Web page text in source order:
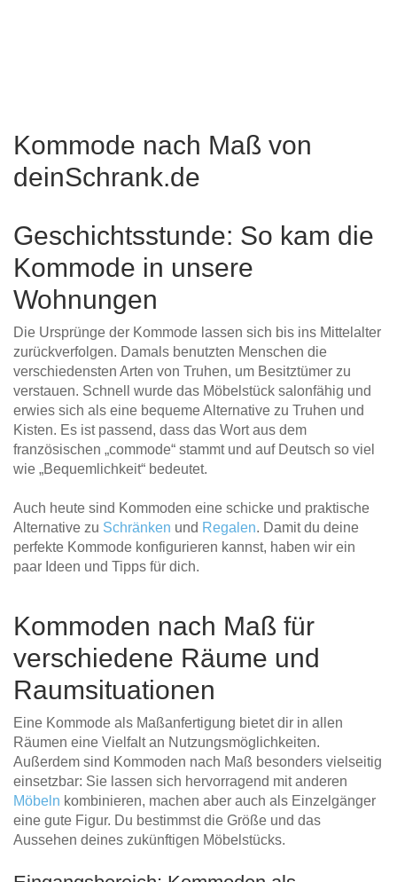
Kommode nach Maß von
deinSchrank.de
Geschichtsstunde: So kam die
Kommode in unsere
Wohnungen
Die Ursprünge der Kommode lassen sich bis ins Mittelalter
zurückverfolgen. Damals benutzten Menschen die
verschiedensten Arten von Truhen, um Besitztümer zu
verstauen. Schnell wurde das Möbelstück salonfähig und
erwies sich als eine bequeme Alternative zu Truhen und
Kisten. Es ist passend, dass das Wort aus dem
französischen „commode“ stammt und auf Deutsch so viel
wie „Bequemlichkeit“ bedeutet.
Auch heute sind Kommoden eine schicke und praktische
Alternative zu Schränken und Regalen. Damit du deine
perfekte Kommode konfigurieren kannst, haben wir ein
paar Ideen und Tipps für dich.
Kommoden nach Maß für
verschiedene Räume und
Raumsituationen
Eine Kommode als Maßanfertigung bietet dir in allen
Räumen eine Vielfalt an Nutzungsmöglichkeiten.
Außerdem sind Kommoden nach Maß besonders vielseitig
einsetzbar: Sie lassen sich hervorragend mit anderen
Möbeln kombinieren, machen aber auch als Einzelgänger
eine gute Figur. Du bestimmst die Größe und das
Aussehen deines zukünftigen Möbelstücks.